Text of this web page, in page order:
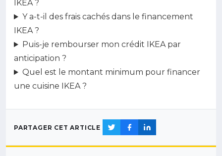
IKEA ?
Y a-t-il des frais cachés dans le financement
IKEA ?
Puis-je rembourser mon crédit IKEA par
anticipation ?
Quel est le montant minimum pour financer
une cuisine IKEA ?
PARTAGER CET ARTICLE